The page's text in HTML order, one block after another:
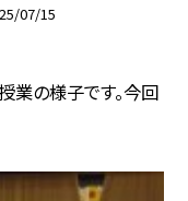
07/15
業の様子です。今回